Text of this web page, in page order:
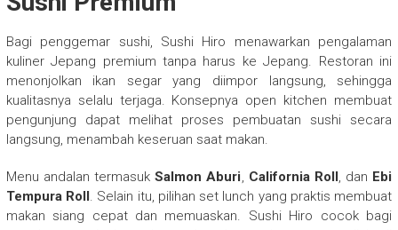
Bagi penggemar sushi, Sushi Hiro menawarkan pengalaman
kuliner Jepang premium tanpa harus ke Jepang. Restoran ini
menonjolkan ikan segar yang diimpor langsung, sehingga
kualitasnya selalu terjaga. Konsepnya open kitchen membuat
pengunjung dapat melihat proses pembuatan sushi secara
langsung, menambah keseruan saat makan.
Menu andalan termasukSalmon Aburi, California Roll, dan Ebi
Tempura Roll. Selain itu, pilihan set lunch yang praktis membuat
makan siang cepat dan memuaskan. Sushi Hiro cocok bagi